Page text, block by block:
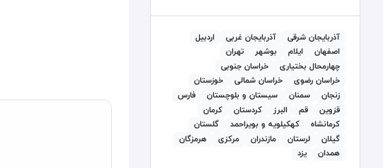
آذربايجان شرقی آذربايجان غربی
اردبيل
اصفهان
ايلام بوشهر
تهران
چهارمحال بختیاری
خراسان جنوبی
خراسان رضوی
خراسان شمالی
خوزستان
زنجان
سمنان سيستان و بلوچستان
فارس
قزوين
قم البرز كردستان
کرمان
كرمانشاه
كهكيلويه و بويراحمد
گلستان
گيلان
لرستان مازندران مرکزی
هرمزگان
همدان
يزد